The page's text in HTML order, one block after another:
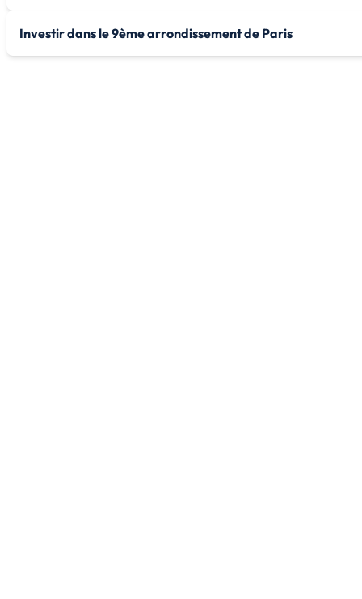
Investir dans le 9ème arrondissement de Paris